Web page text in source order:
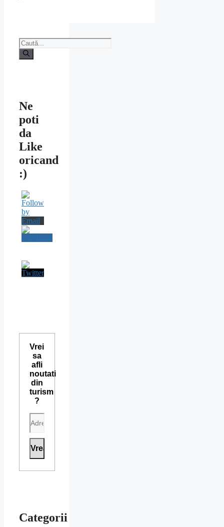
Caută
după:
Ne
poti
da
Like
oricand
:)
Vrei
sa
afli
noutati
din
turism
?
Categorii